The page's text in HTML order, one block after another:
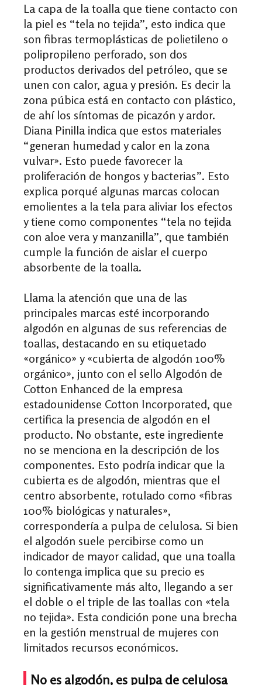
La capa de la toalla que tiene contacto con
la piel es “tela no tejida”, esto indica que
son fibras termoplásticas de polietileno o
polipropileno perforado, son dos
productos derivados del petróleo, que se
unen con calor, agua y presión. Es decir la
zona púbica está en contacto con plástico,
de ahí los síntomas de picazón y ardor.
Diana Pinilla indica que estos materiales
“generan humedad y calor en la zona
vulvar». Esto puede favorecer la
proliferación de hongos y bacterias”. Esto
explica porqué algunas marcas colocan
emolientes a la tela para aliviar los efectos
y tiene como componentes “tela no tejida
con aloe vera y manzanilla”, que también
cumple la función de aislar el cuerpo
absorbente de la toalla.
Llama la atención que una de las
principales marcas esté incorporando
algodón en algunas de sus referencias de
toallas, destacando en su etiquetado
«orgánico» y «cubierta de algodón 100%
orgánico», junto con el sello Algodón de
Cotton Enhanced de la empresa
estadounidense Cotton Incorporated, que
certifica la presencia de algodón en el
producto. No obstante, este ingrediente
no se menciona en la descripción de los
componentes. Esto podría indicar que la
cubierta es de algodón, mientras que el
centro absorbente, rotulado como «fibras
100% biológicas y naturales»,
correspondería a pulpa de celulosa. Si bien
el algodón suele percibirse como un
indicador de mayor calidad, que una toalla
lo contenga implica que su precio es
significativamente más alto, llegando a ser
el doble o el triple de las toallas con «tela
no tejida». Esta condición pone una brecha
en la gestión menstrual de mujeres con
limitados recursos económicos.
No es algodón, es pulpa de celulosa